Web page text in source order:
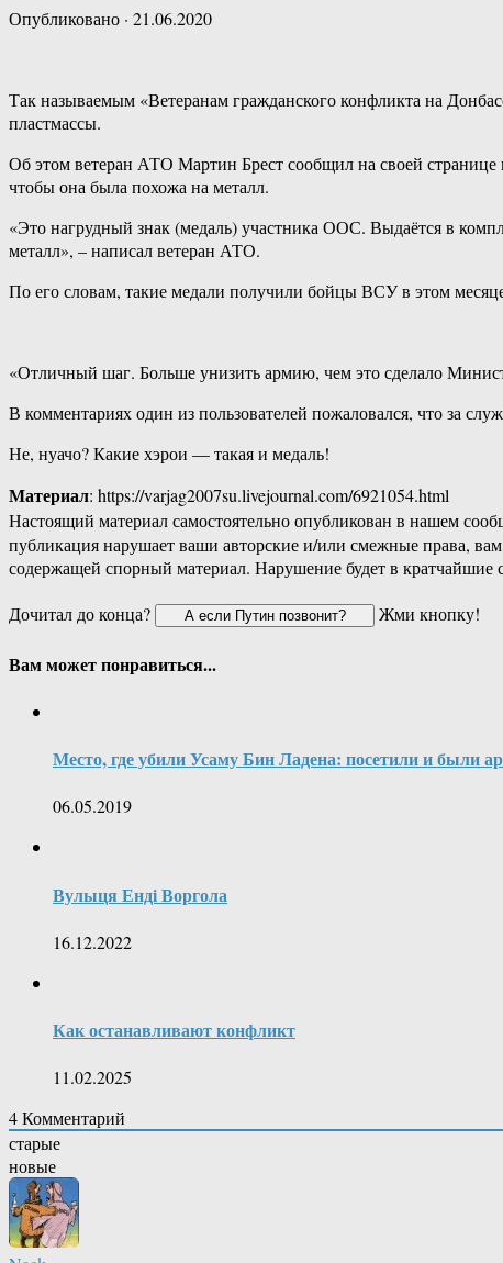
Опубликовано · 21.06.2020
Так называемым «Ветеранам гражданского конфликта на
пластмассы.
Об этом ветеран АТО Мартин Брест сообщил на своей странице
чтобы она была похожа на металл.
«Это нагрудный знак (медаль) участника ООС. Выдаётся в
металл», – написал ветеран АТО.
По его словам, такие медали получили бойцы ВСУ в этом
«Отличный шаг. Больше унизить армию, чем это сделало
В комментариях один из пользователей пожаловался, что за
Не, нуачо? Какие хэрои — такая и медаль!
Материал: https://varjag2007su.livejournal.com/6921054.html
Настоящий материал самостоятельно опубликован в нашем
публикация нарушает ваши авторские и/или смежные права,
содержащей спорный материал. Нарушение будет в кратчайшие
Дочитал до конца?
Жми кнопку!
Вам может понравиться...
Место, где убили Усаму Бин Ладена: посетили и были
06.05.2019
Вулыця Ендi Воргола
16.12.2022
Как останавливают конфликт
11.02.2025
4Комментарий
старые
новые